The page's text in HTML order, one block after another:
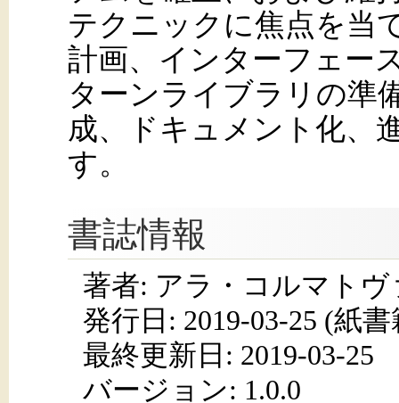
テクニックに焦点を当
計画、インターフェー
ターンライブラリの準
成、ドキュメント化、
す。
書誌情報
著者: アラ・コルマト
発行日: 2019-03-25 (紙書
最終更新日: 2019-03-25
バージョン: 1.0.0